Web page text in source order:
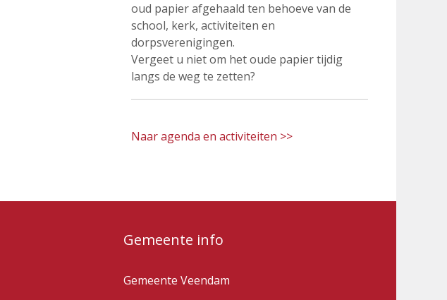
oud papier afgehaald ten behoeve van de
school, kerk, activiteiten en
dorpsverenigingen.
Vergeet u niet om het oude papier tijdig
langs de weg te zetten?
Naar agenda en activiteiten >>
Gemeente info
Gemeente Veendam